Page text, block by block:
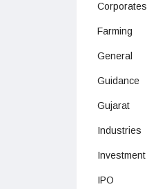
Corporates
Farming
General
Guidance
Gujarat
Industries
Investment
IPO